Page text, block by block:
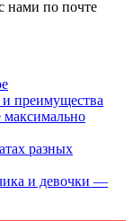
нами по почте
и преимущества
максимально
разных
и девочки —